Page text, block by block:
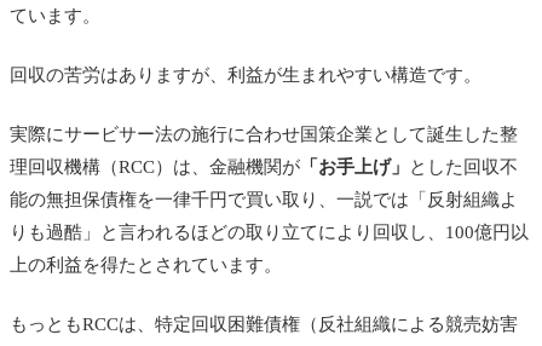
ています。
回収の苦労はありますが、利益が生まれやすい構造です。
実際にサービサー法の施行に合わせ国策企業として誕生した整
理回収機構（RCC）は、金融機関が 「お手上げ」
とした回収不
能の無担保債権を一律千円で買い取り、一説では「反射組織よ
りも過酷」と言われるほどの取り立てにより回収し、100億円以
上の利益を得たとされています。
もっともRCCは、特定回収困難債権（反社組織による競売妨害